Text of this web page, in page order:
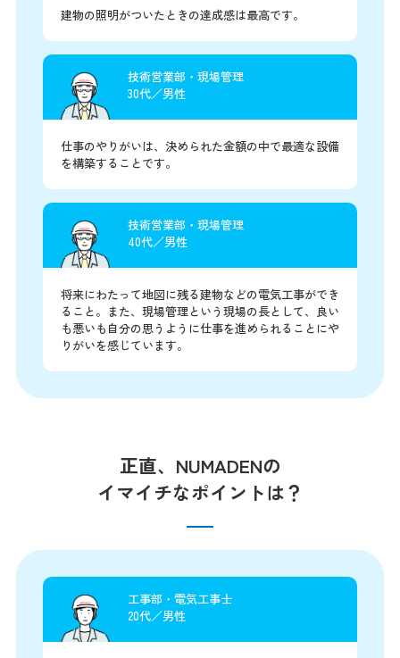
建物の照明がついたときの達成感は最高です。
技術営業部・現場管理
30代／男性
仕事のやりがいは、決められた金額の中で最適な設備
を構築することです。
技術営業部・現場管理
40代／男性
将来にわたって地図に残る建物などの電気工事ができ
ること。また、現場管理という現場の長として、良い
も悪いも自分の思うように仕事を進められることにや
りがいを感じています。
正直、NUMADENの
イマイチなポイントは？
工事部・電気工事士
20代／男性